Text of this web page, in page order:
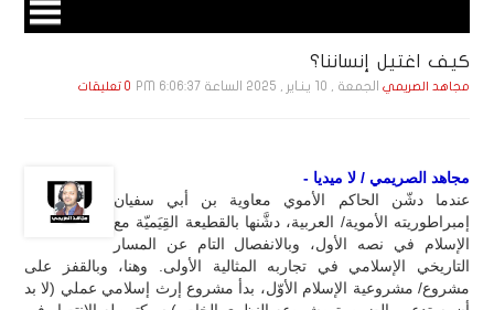
كيف اغتيل إنساننا؟
مجاهد الصريمي الجمعة , 10 يـنـاير , 2025 الساعة 6:06:37 PM 0 تعليقات
مجاهد الصريمي / لا ميديا -
عندما دشّن الحاكم الأموي معاوية بن أبي سفيان
إمبراطوريته الأموية/ العربية، دشَّنها بالقطيعة القِيَميّة مع
الإسلام في نصه الأول، وبالانفصال التام عن المسار
التاريخي الإسلامي في تجاربه المثالية الأولى. وهنا، وبالقفز على
مشروع/ مشروعية الإسلام الأوّل، بدأ مشروع إرث إسلامي عملي (لا بد